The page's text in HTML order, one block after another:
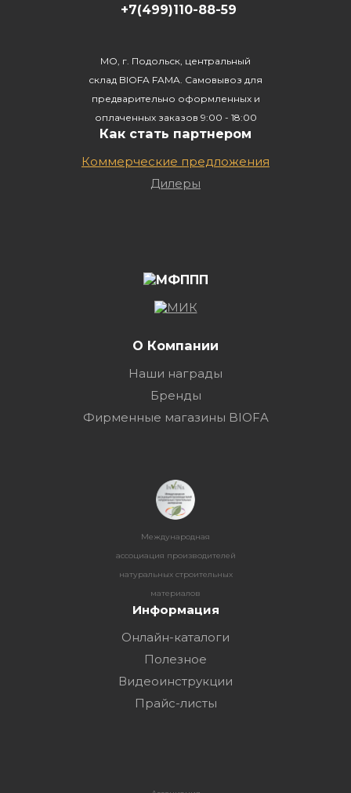
+7(499)110-88-59
МО, г. Подольск, центральный
склад BIOFA FAMA. Самовывоз для
предварительно оформленных и
оплаченных заказов 9:00 - 18:00
Как стать партнером
Коммерческие предложения
Дилеры
О Компании
Наши награды
Бренды
Фирменные магазины BIOFA
Международная
ассоциация производителей
натуральных строительных
материалов
Информация
Онлайн-каталоги
Полезное
Видеоинструкции
Прайс-листы